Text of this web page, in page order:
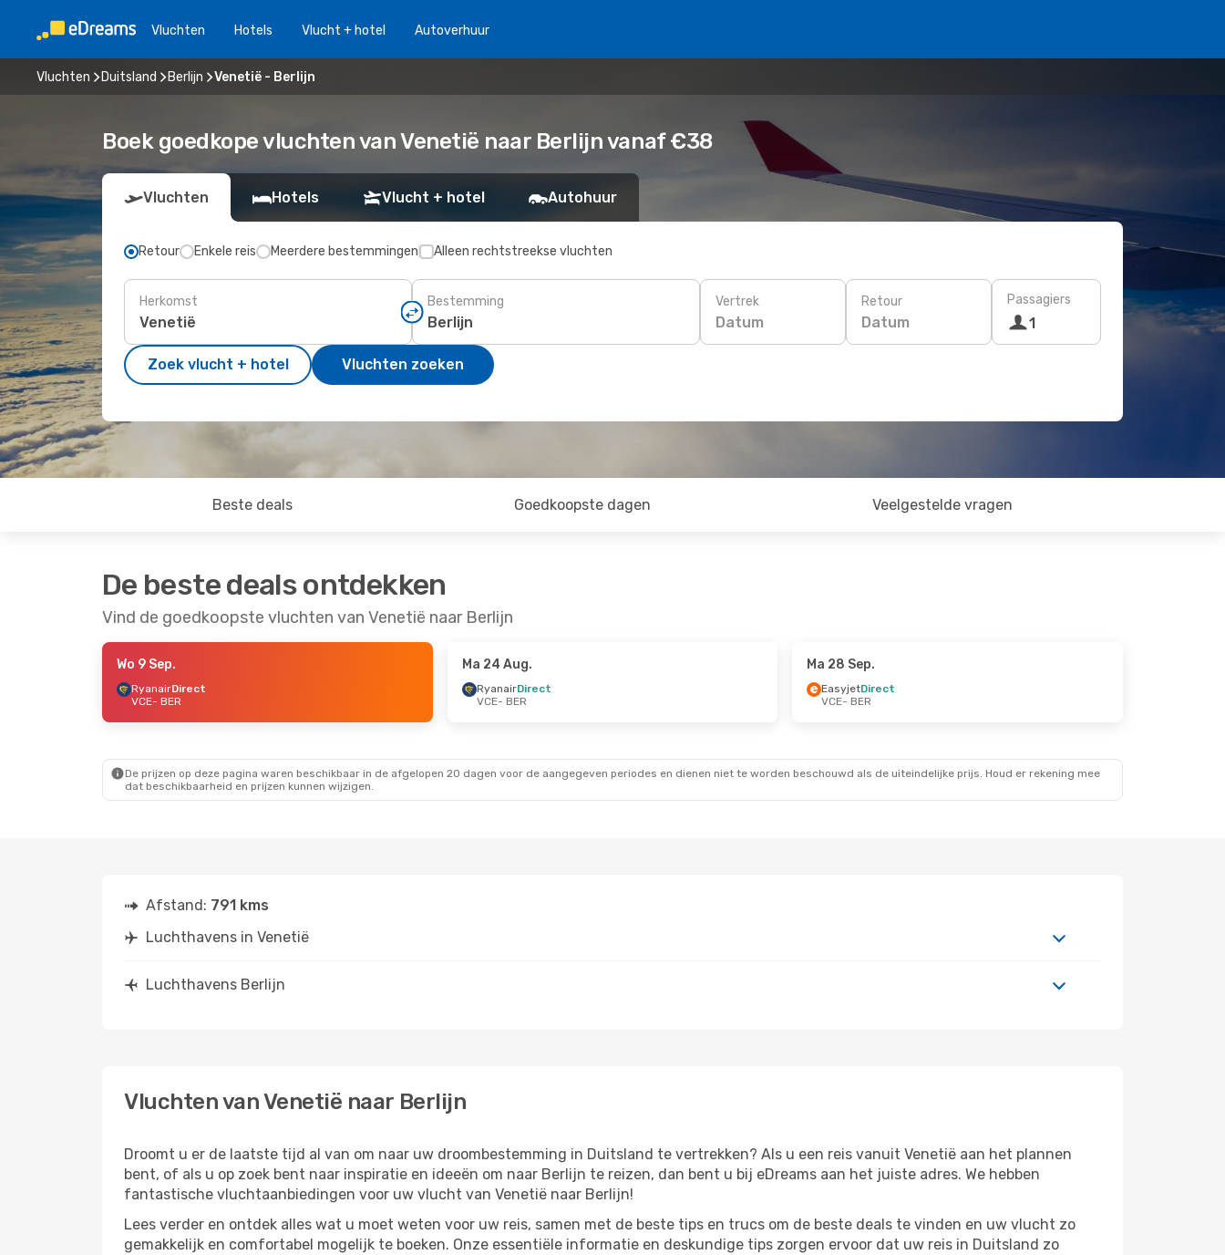
Vluchten Hotels Vlucht + hotel Autoverhuur
Vluchten Duitsland Berlijn Venetië - Berlijn
Boek goedkope vluchten van Venetië naar Berlijn vanaf €38
Vluchten Hotels Vlucht + hotel Autohuur
Retour Enkele reis Meerdere bestemmingen Alleen rechtstreekse vluchten
Herkomst Bestemming Vertrek
Datum
Retour
Datum
Passagiers
1
Zoek vlucht + hotel Vluchten zoeken
Beste deals Goedkoopste dagen Veelgestelde vragen
De beste deals ontdekken
Vind de goedkoopste vluchten van Venetië naar Berlijn
Wo 9 Sep.
RyanairDirect
VCE- BER
Ma 24 Aug.
RyanairDirect
VCE- BER
Ma 28 Sep.
EasyjetDirect
VCE- BER
De prijzen op deze pagina waren beschikbaar in de afgelopen 20 dagen voor de aangegeven periodes en dienen niet te worden beschouwd als de uiteindelijke prijs. Houd er rekening mee
dat beschikbaarheid en prijzen kunnen wijzigen.
Afstand: 791 kms
Luchthavens in Venetië
Luchthavens Berlijn
Vluchten van Venetië naar Berlijn
Droomt u er de laatste tijd al van om naar uw droombestemming in Duitsland te vertrekken? Als u een reis vanuit Venetië aan het plannen
bent, of als u op zoek bent naar inspiratie en ideeën om naar Berlijn te reizen, dan bent u bij eDreams aan het juiste adres. We hebben
fantastische vluchtaanbiedingen voor uw vlucht van Venetië naar Berlijn!
Lees verder en ontdek alles wat u moet weten voor uw reis, samen met de beste tips en trucs om de beste deals te vinden en uw vlucht zo
gemakkelijk en comfortabel mogelijk te boeken. Onze essentiële informatie en deskundige tips zorgen ervoor dat uw reis in Duitsland zo